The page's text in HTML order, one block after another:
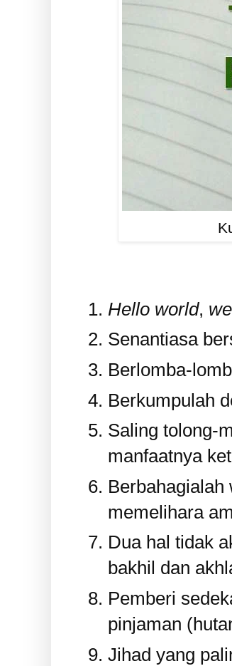
Hello world,
Senantiasa
Berlomba-
Berkumpulah
Saling tolong-
manfaatnya
Berbahagialah
memelihara
Dua hal tidak
bakhil dan
Pemberi
pinjaman
Jihad yang